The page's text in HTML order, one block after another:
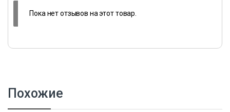
Пока нет отзывов на этот товар.
Похожие